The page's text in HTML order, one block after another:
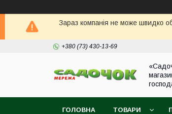
Зараз компанія не може швидко
+380 (73) 430-13-69
ГОЛОВНА ТОВАРИ